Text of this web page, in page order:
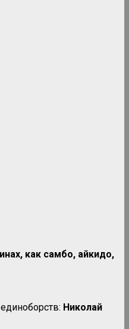
как самбо, айкидо,
Николай